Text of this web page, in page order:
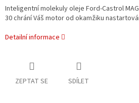
Inteligentní molekuly oleje Ford-Castrol
30 chrání Váš motor od okamžiku
Detailní informace
ZEPTAT SE SDÍLET